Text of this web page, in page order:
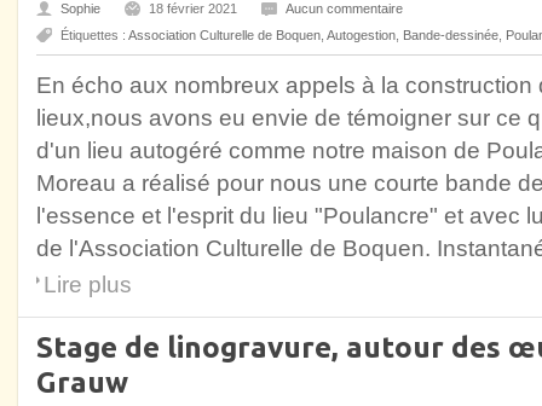
Sophie 18 février 2021
Aucun commentaire
Étiquettes : Association Culturelle de Boquen Autogestion Bande-dessinée
En écho aux nombreux appels à la
lieux,nous avons eu envie de témoigner sur ce
d'un lieu autogéré comme notre maison de
Moreau a réalisé pour nous une courte bande
l'essence et l'esprit du lieu "Poulancre" et avec
de l'Association Culturelle de Boquen.
Lire plus
Stage de linogravure, autour des
Grauw